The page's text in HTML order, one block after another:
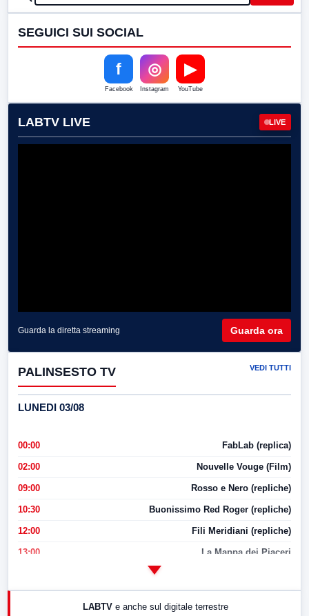
SEGUICI SUI SOCIAL
f
Facebook
◎
Instagram
▶
YouTube
LABTV LIVE LIVE
Guarda la diretta streaming Guarda ora
PALINSESTO TV VEDI TUTTI
LUNEDI 03/08
00:00 FabLab (replica)
02:00 Nouvelle Vouge (Film)
09:00 Rosso e Nero (repliche)
10:30 Buonissimo Red Roger (repliche)
12:00 Fili Meridiani (repliche)
13:00 La Mappa dei Piaceri
LABTV e anche sul digitale terrestre